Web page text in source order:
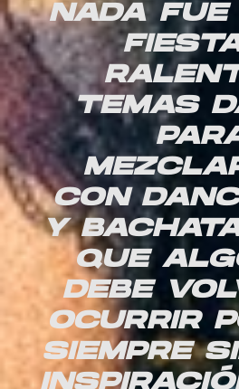
NADA
TEMAS
CON
Y
QUE
DEBE
OCURRIR
SIEMPRE